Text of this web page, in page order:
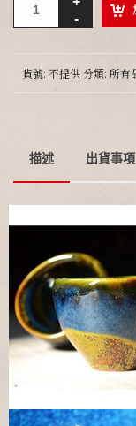
貨號: 不提供分類: 所有
描述 出貨事項